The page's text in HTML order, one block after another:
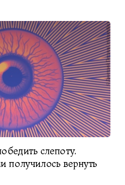
слепоту.
получилось вернуть